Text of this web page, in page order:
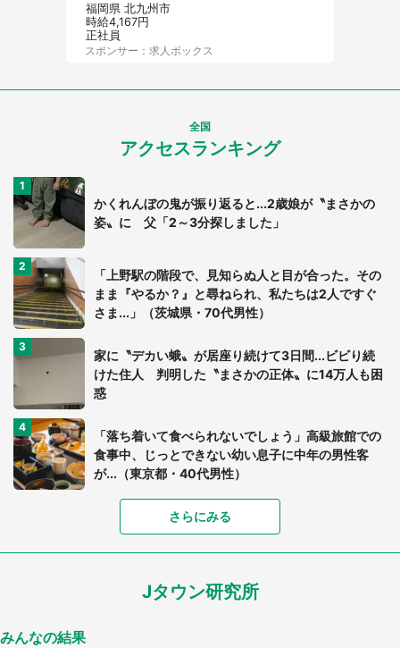
福岡県 北九州市
時給4,167円
正社員
スポンサー：求人ボックス
全国
アクセスランキング
かくれんぼの鬼が振り返ると...2歳娘が〝まさかの
姿〟に 父「2～3分探しました」
「上野駅の階段で、見知らぬ人と目が合った。その
まま『やるか？』と尋ねられ、私たちは2人ですぐ
さま...」（茨城県・70代男性）
家に〝デカい蛾〟が居座り続けて3日間...ビビり続
けた住人 判明した〝まさかの正体〟に14万人も困
惑
「落ち着いて食べられないでしょう」高級旅館での
食事中、じっとできない幼い息子に中年の男性客
が...（東京都・40代男性）
「富豪すぎ」1歳息子の〝店頭駄々こね〟の内容に1.
7万人驚がく 「お菓子売り場ならまだしも...」「ハ
ードル高い」
あまりにも四角すぎる猫、激写される 「これもう
さらにみる
Jタウン研究所
みんなの結果